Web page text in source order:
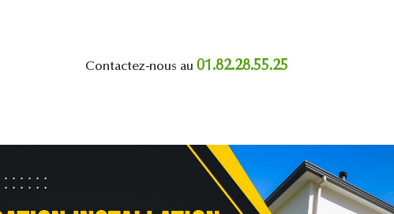
Contactez-nous au 01.82.28.55.25